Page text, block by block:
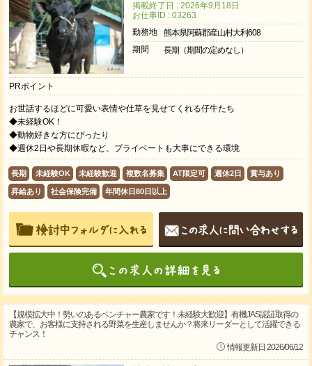
掲載終了日 : 2026年9月18日
お仕事ID : 03263
勤務地
熊本県阿蘇郡産山村大利608
期間
長期（期間の定めなし）
PRポイント
お世話するほどに可愛い表情や仕草を見せてくれる仔牛たち
◆未経験OK！
◆動物好きな方にぴったり
◆週休2日や長期休暇など、プライベートも大事にできる環境
長期 未経験OK 未経験歓迎 複数名募集 AT限定可 週休2日 賞与あり
昇給あり 社会保険完備 年間休日80日以上
【規模拡大中！勢いのあるベンチャー農家です！未経験大歓迎】有機JAS認証取得の
農家で、お客様に支持される野菜を生産しませんか？将来リーダーとして活躍できる
チャンス！
情報更新日 2026/06/12